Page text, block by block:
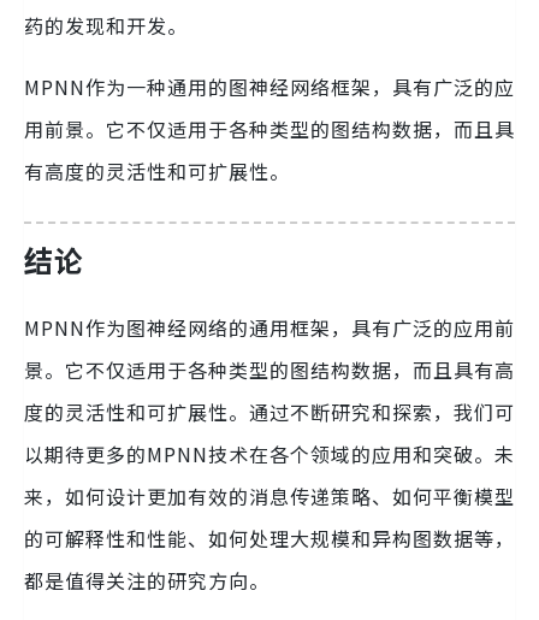
药的发现和开发。
MPNN作为一种通用的图神经网络框架，具有广泛的应
用前景。它不仅适用于各种类型的图结构数据，而且具
有高度的灵活性和可扩展性。
结论
MPNN作为图神经网络的通用框架，具有广泛的应用前
景。它不仅适用于各种类型的图结构数据，而且具有高
度的灵活性和可扩展性。通过不断研究和探索，我们可
以期待更多的MPNN技术在各个领域的应用和突破。未
来，如何设计更加有效的消息传递策略、如何平衡模型
的可解释性和性能、如何处理大规模和异构图数据等，
都是值得关注的研究方向。